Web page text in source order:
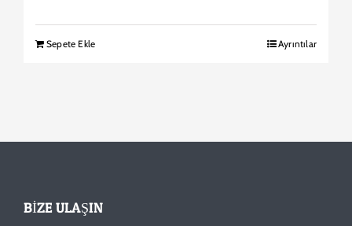
Sepete Ekle Ayrıntılar
BIZE ULAŞIN